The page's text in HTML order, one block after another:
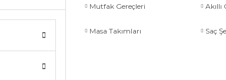
Mutfak Gereçleri Akıllı
Masa Takımları Saç